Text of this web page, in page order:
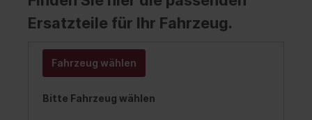
Ersatzteile für Ihr Fahrzeug.
Fahrzeug wählen
Bitte Fahrzeug wählen